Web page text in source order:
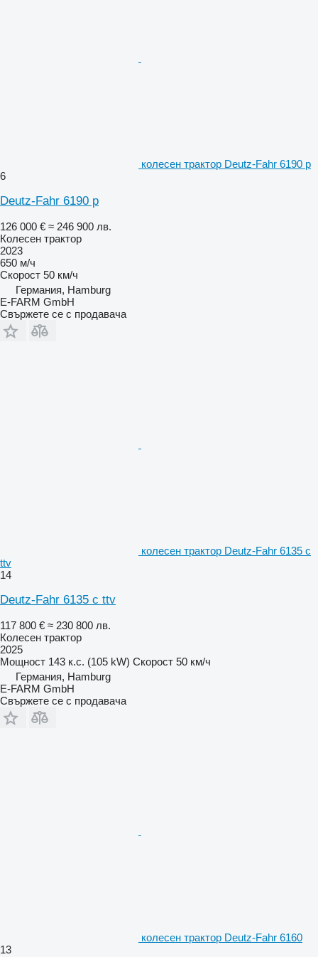
колесен трактор Deutz-Fahr 6190 p
6
Deutz-Fahr 6190 p
126 000 € ≈ 246 900 лв.
Колесен трактор
2023
650 м/ч
Скорост 50 км/ч
Германия, Hamburg
E-FARM GmbH
Свържете се с продавача
колесен трактор Deutz-Fahr 6135 c
ttv
14
Deutz-Fahr 6135 c ttv
117 800 € ≈ 230 800 лв.
Колесен трактор
2025
Мощност 143 к.с. (105 kW) Скорост 50 км/ч
Германия, Hamburg
E-FARM GmbH
Свържете се с продавача
колесен трактор Deutz-Fahr 6160
13